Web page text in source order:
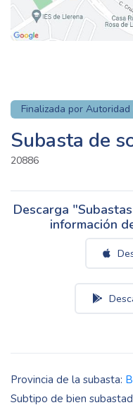
Finalizada por Autoridad
Subasta de
20886
Descarga
información
Provincia de la subasta:
Subtipo de bien